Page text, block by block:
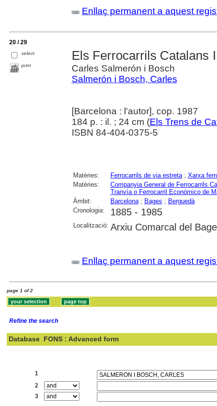
Enllaç permanent a aquest
20 / 29
select
print
Els Ferrocarrils Catalans
Carles Salmerón i Bosch
Salmerón i Bosch, Carles
[Barcelona : l'autor], cop. 1987
184 p. : il. ; 24 cm (Els Trens de
ISBN 84-404-0375-5
Matèries: Ferrocarrils de via estreta; Xarxa
Matèries:
Companyia General de Ferrocarrils
Tranvía o Ferrocarril Económico de
Àmbit:
Barcelona; Bages ; Berguedà
Cronologia:
1885 - 1985
Localització: Arxiu Comarcal del
Enllaç permanent a aquest
page 1 of 2
Refine the search
Database FONS : Advanced form
1
2
3